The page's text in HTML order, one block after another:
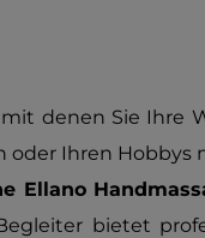
denen Sie Ihre
oder Ihren Hobbys
Ellano
bietet